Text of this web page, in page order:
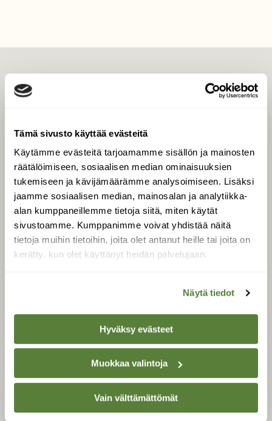
Tämä sivusto käyttää evästeitä
Käytämme evästeitä tarjoamamme sisällön ja mainosten
räätälöimiseen, sosiaalisen median ominaisuuksien
tukemiseen ja kävijämäärämme analysoimiseen. Lisäksi
jaamme sosiaalisen median, mainosalan ja analytiikka-
alan kumppaneillemme tietoja siitä, miten käytät
sivustoamme. Kumppanimme voivat yhdistää näitä
tietoja muihin tietoihin, joita olet antanut heille tai joita on
kerätty, kun olet käyttänyt heidän palvelujaan.
Näytä tiedot
Hyväksy evästeet
Muokkaa valintoja
Vain välttämättömät
Tilaa digilukuoikeus
Äänestä parasta juttua
Tilaa uutiskirje
SUOMEN LUONNON­
SUOJELU­LIITTO
Suomen Luonto -lehden
luonnonsuojelu­liitto.